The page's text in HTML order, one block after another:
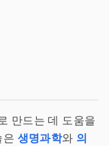
만드는 데 도움을
생명과학와 의